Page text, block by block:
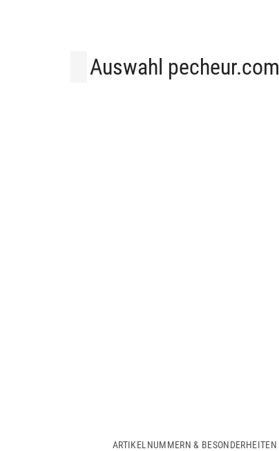
Auswahl pecheur.com
ARTIKELNUMMERN & BESONDERHEITEN